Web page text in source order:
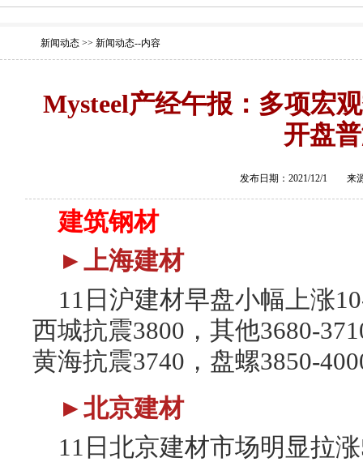
新闻动态 >> 新闻动态--内容
Mysteel产经午报：多项宏
开盘
发布日期：2021/12/1 来
建筑钢材
►上海建材
11日沪建材早盘小幅上涨
西城抗震3800，其他3680-
黄海抗震3740，盘螺3850-
►北京建材
11日北京建材市场明显拉